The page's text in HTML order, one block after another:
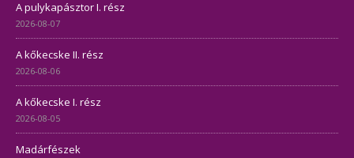
A pulykapásztor I. rész
2026-08-07
A kőkecske II. rész
2026-08-06
A kőkecske I. rész
2026-08-05
Madárfészek